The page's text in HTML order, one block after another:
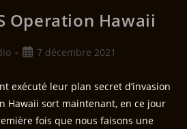
Operation Hawaii
7 décembre 2021
exécuté leur plan secret d’invasion
Hawaii sort maintenant, en ce jour
fois que nous faisons une